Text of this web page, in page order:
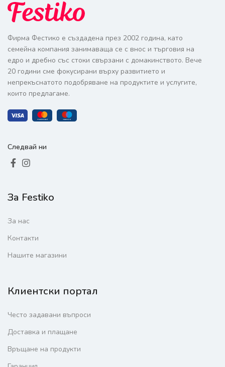
Фирма Фестико е създадена през 2002 година, като
семейна компания занимаваща се с внос и търговия на
едро и дребно със стоки свързани с домакинството. Вече
20 години сме фокусирани върху развитието и
непрекъснатото подобряване на продуктите и услугите,
които предлагаме.
Следвай ни
За Festiko
За нас
Контакти
Нашите магазини
Клиентски портал
Често задавани въпроси
Доставка и плащане
Връщане на продукти